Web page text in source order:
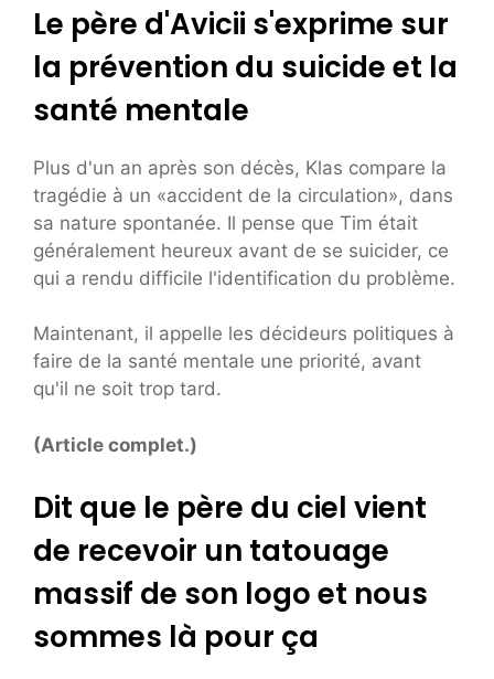
Le père d'Avicii s'exprime sur
la prévention du suicide et la
santé mentale
Plus d'un an après son décès, Klas compare la
tragédie à un «accident de la circulation», dans
sa nature spontanée. Il pense que Tim était
généralement heureux avant de se suicider, ce
qui a rendu difficile l'identification du problème.
Maintenant, il appelle les décideurs politiques à
faire de la santé mentale une priorité, avant
qu'il ne soit trop tard.
(Article complet.)
Dit que le père du ciel vient
de recevoir un tatouage
massif de son logo et nous
sommes là pour ça